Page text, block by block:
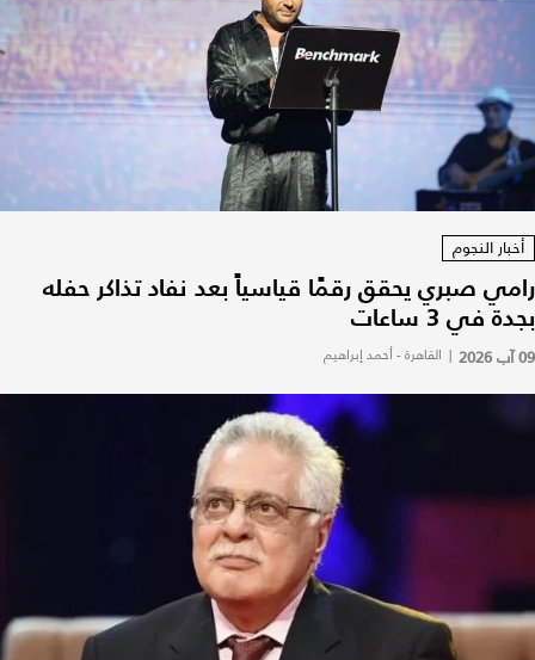
أخبار النجوم
رامي صبري يحقق رقمًا قياسياً بعد نفاد تذاكر حفله
بجدة في 3 ساعات
09 آب 2026 | القاهرة - أحمد إبراهيم